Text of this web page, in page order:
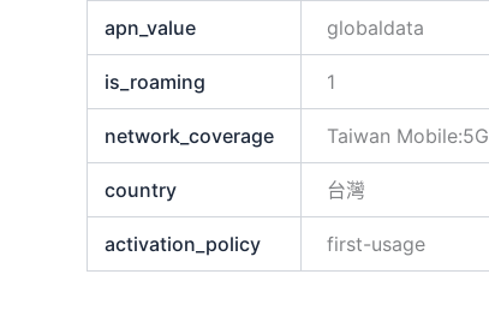
apn_value globaldata
is_roaming 1
network_coverage Taiwan Mobile:5G
country 台灣
activation_policy first-usage